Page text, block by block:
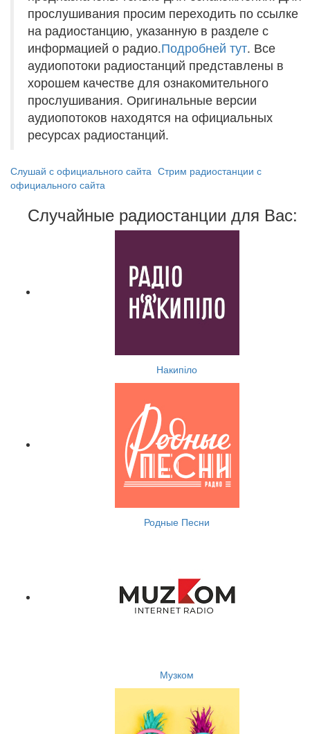
прослушивания просим переходить по ссылке
на радиостанцию, указанную в разделе с
информацией о радио.Подробней тут. Все
аудиопотоки радиостанций представлены в
хорошем качестве для ознакомительного
прослушивания. Оригинальные версии
аудиопотоков находятся на официальных
ресурсах радиостанций.
Слушай с официального сайта Стрим радиостанции с
официального сайта
Случайные радиостанции для Вас:
Накипіло
Родные Песни
Музком